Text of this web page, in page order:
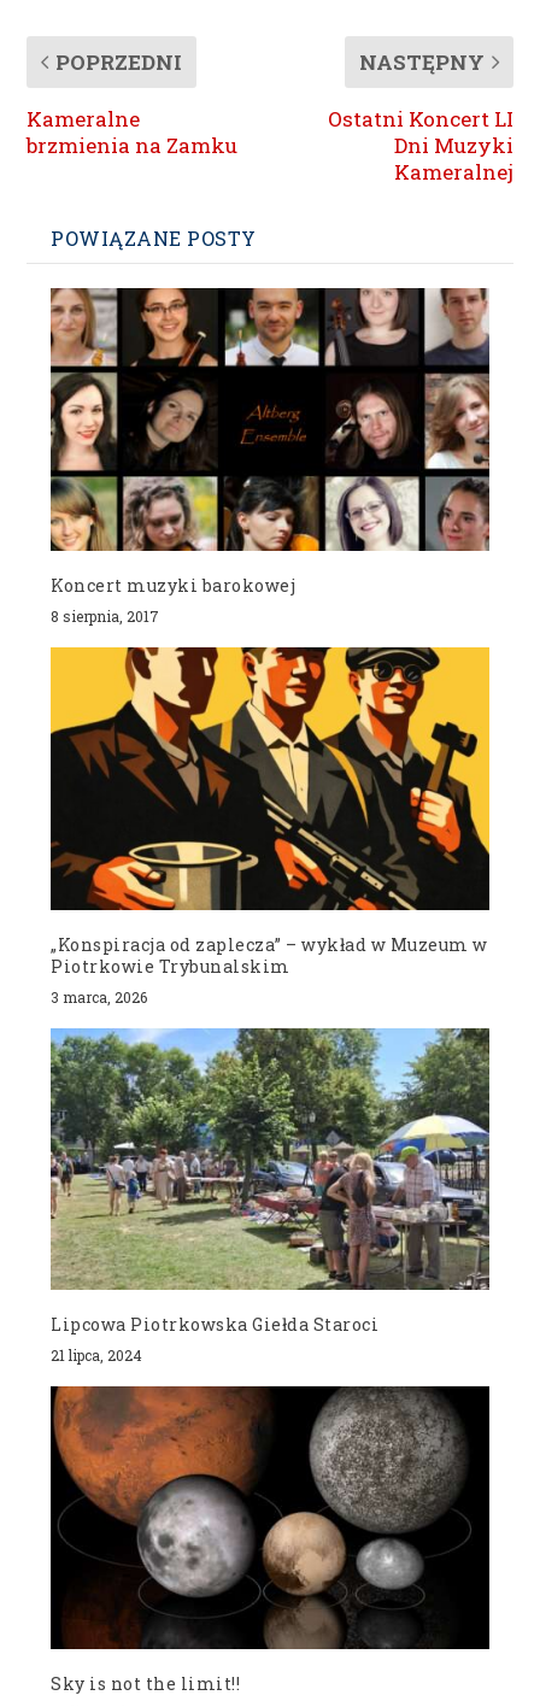
POPRZEDNI
Kameralne
brzmienia na Zamku
NASTĘPNY
Ostatni Koncert LI
Dni Muzyki
Kameralnej
POWIĄZANE POSTY
Koncert muzyki barokowej
8 sierpnia, 2017
„Konspiracja od zaplecza” – wykład w Muzeum w
Piotrkowie Trybunalskim
3 marca, 2026
Lipcowa Piotrkowska Giełda Staroci
21 lipca, 2024
Sky is not the limit!!